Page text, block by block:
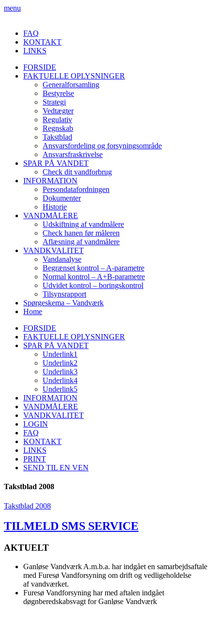
menu
FAQ
KONTAKT
LINKS
FORSIDE
FAKTUELLE OPLYSNINGER
Generalforsamling
Bestyrelse
Strategi
Vedtægter
Regulativ
Regnskab
Takstblad
Ansvarsfordeling og forsyningsområde
Ansvarsfraskrivelse
SPAR PÅ VANDET
Check dit vandforbrug
INFORMATION
Persondatafordningen
Dokumenter
Historie
VANDMÅLERE
Udskiftning af vandmålere
Check hanen før måleren
Aflæsning af vandmålere
VANDKVALITET
Vandanalyse
Begrænset kontrol – A-parametre
Normal kontrol – A+B-parametre
Udvidet kontrol – boringskontrol
Tilsynsrapport
Spørgeskema – Vandværk
Home
FORSIDE
FAKTUELLE OPLYSNINGER
SPAR PÅ VANDET
Underlink1
Underlink2
Underlink3
Underlink4
Underlink5
INFORMATION
VANDMÅLERE
VANDKVALITET
LOGIN
FAQ
KONTAKT
LINKS
PRINT
SEND TIL EN VEN
Takstblad 2008
Takstblad 2008
TILMELD SMS SERVICE
AKTUELT
Ganløse Vandværk A.m.b.a. har indgået en samarbejdsaftale
med Furesø Vandforsyning om drift og vedligeholdelse
af vandværket.
Furesø Vandforsyning har med aftalen indgået
døgnberedskabsvagt for Ganløse Vandværk